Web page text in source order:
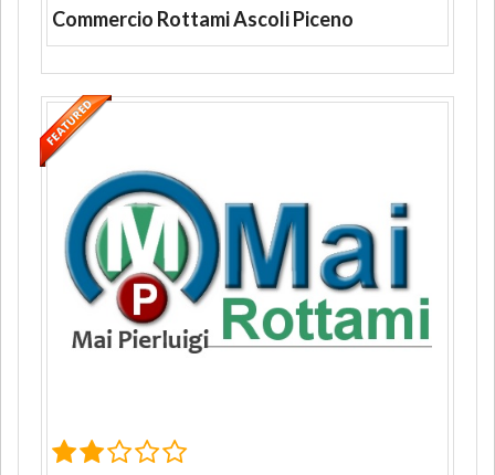
Commercio Rottami Ascoli Piceno